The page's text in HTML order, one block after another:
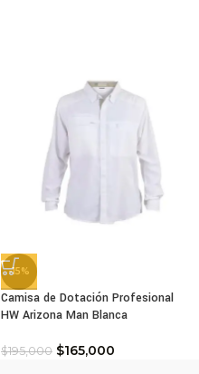
-15%
Camisa de Dotación Profesional
HW Arizona Man Blanca
$195,000 $165,000